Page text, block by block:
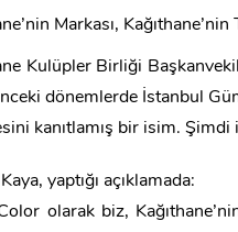
Markası, Kağıthane’nin
Kulüpler Birliği
dönemlerde İstanbul
kanıtlamış bir isim. Şimdi
yaptığı açıklamada:
olarak biz,